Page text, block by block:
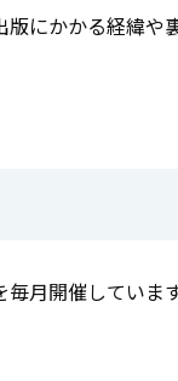
にかかる経緯
月開催しています